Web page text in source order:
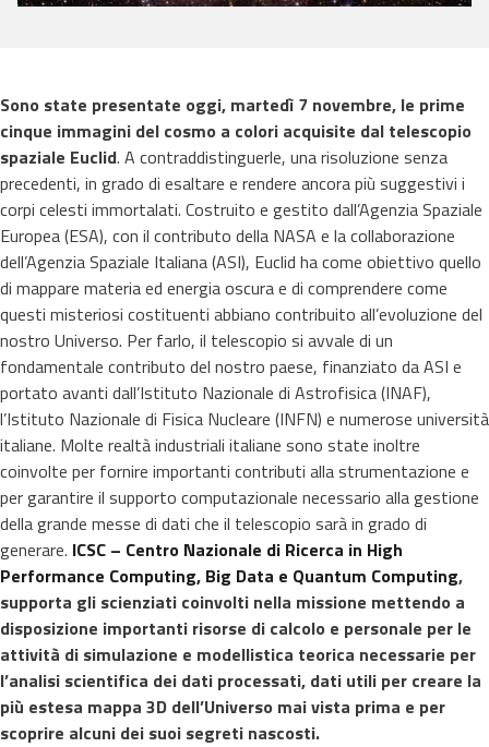
Sono state presentate oggi, martedì 7 novembre, le prime
cinque immagini del cosmo a colori acquisite dal telescopio
spaziale Euclid. A contraddistinguerle, una risoluzione senza
precedenti, in grado di esaltare e rendere ancora più suggestivi i
corpi celesti immortalati. Costruito e gestito dall’Agenzia Spaziale
Europea (ESA), con il contributo della NASA e la collaborazione
dell’Agenzia Spaziale Italiana (ASI), Euclid ha come obiettivo quello
di mappare materia ed energia oscura e di comprendere come
questi misteriosi costituenti abbiano contribuito all’evoluzione del
nostro Universo. Per farlo, il telescopio si avvale di un
fondamentale contributo del nostro paese, finanziato da ASI e
portato avanti dall’Istituto Nazionale di Astrofisica (INAF),
l’Istituto Nazionale di Fisica Nucleare (INFN) e numerose università
italiane. Molte realtà industriali italiane sono state inoltre
coinvolte per fornire importanti contributi alla strumentazione e
per garantire il supporto computazionale necessario alla gestione
della grande messe di dati che il telescopio sarà in grado di
generare. ICSC – Centro Nazionale di Ricerca in High
Performance Computing, Big Data e Quantum Computing,
supporta gli scienziati coinvolti nella missione mettendo a
disposizione importanti risorse di calcolo e personale per le
attività di simulazione e modellistica teorica necessarie per
l’analisi scientifica dei dati processati, dati utili per creare la
più estesa mappa 3D dell’Universo mai vista prima e per
scoprire alcuni dei suoi segreti nascosti.